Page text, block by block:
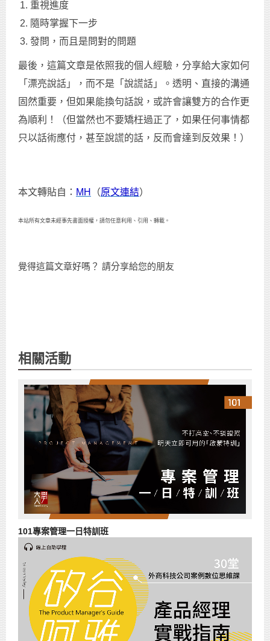
重視進度
隨時掌握下一步
發問，而且是問對的問題
最後，這篇文章是依照我的個人經驗，分享給大家如何
「漂亮說話」，而不是「說謊話」。透明、直接的溝通
固然重要，但如果能換句話說，或許會讓雙方的合作更
為順利！（但當然也不要矯枉過正了，如果任何事情都
只以話術應付，甚至說謊的話，反而會達到反效果！）
本文轉貼自： MH （原文連結）
本站所有文章未經事先書面授權，請勿任意利用、引用、轉載。
覺得這篇文章好嗎？ 請分享給您的朋友
相關活動
101專案管理一日特訓班